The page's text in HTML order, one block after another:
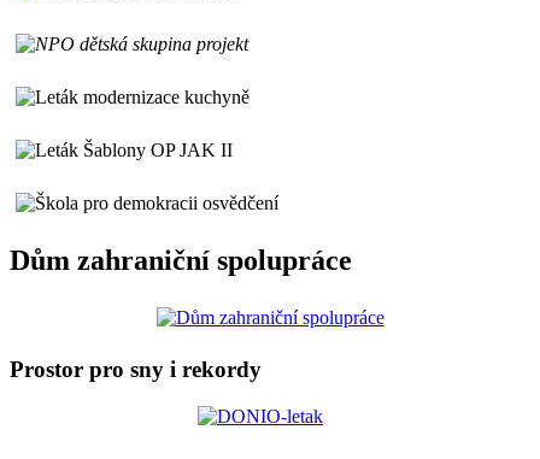
Dům zahraniční spolupráce
Prostor pro sny i rekordy